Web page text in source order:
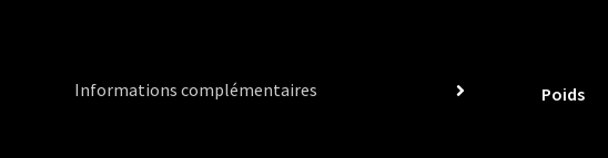
Informations complémentaires Poids